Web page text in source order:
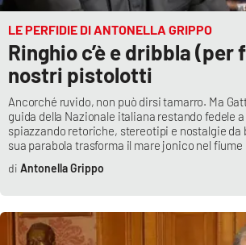
LE PERFIDIE DI ANTONELLA GRIPPO
Ringhio c’è e dribbla (per
nostri pistolotti
Ancorché ruvido, non può dirsi tamarro. Ma
guida della Nazionale italiana restando fedele
spiazzando retoriche, stereotipi e nostalgie da
sua parabola trasforma il mare jonico nel fiume
Antonella Grippo